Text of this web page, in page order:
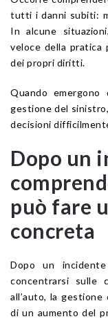
tutti i danni subiti:
In alcune
veloce della
dei propri diritti.
Quando
gestione del
decisioni
Dopo un
può fare
concreta
Dopo un
concentrarsi sulle
all’auto, la
di un aumento del